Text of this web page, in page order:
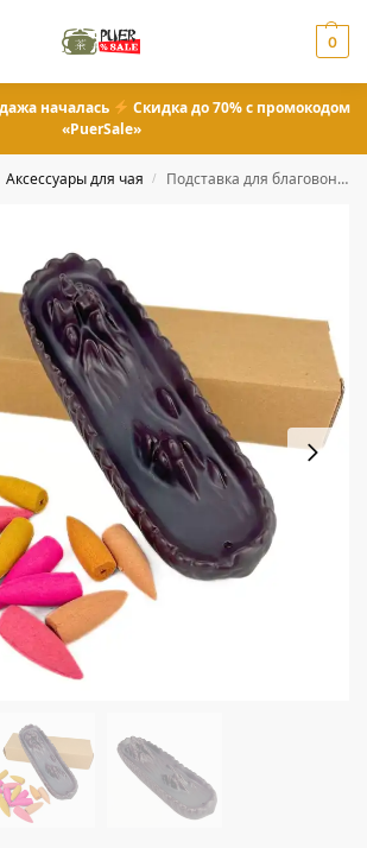
0
началась
Скидка до 70% с промокодом
«PuerSale»
Аксессуары для чая / Подставка для благовоний и ароматических палочек